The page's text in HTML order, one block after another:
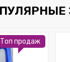
Топ продаж